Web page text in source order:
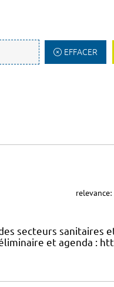
EFFACER
relevance:
secteurs sanitaires
et agenda :